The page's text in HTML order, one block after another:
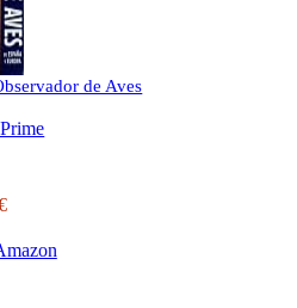
de Aves